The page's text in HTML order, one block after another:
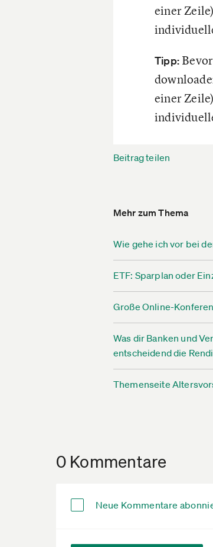
einer
Tipp:
einer
Beitrag teilen
Mehr zum Thema
Wie gehe ich vor bei
ETF: Sparplan oder
Große Online-
Was dir Banken und
entscheidend die
Themenseite
0 Kommentare
Neue Kommentare